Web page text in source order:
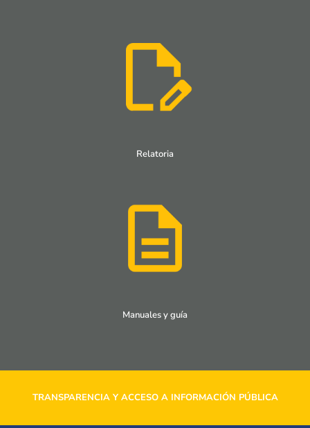
Relatoria
Manuales y guía
TRANSPARENCIA Y ACCESO A INFORMACIÓN PÚBLICA